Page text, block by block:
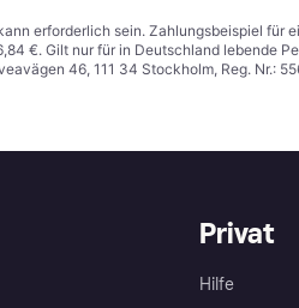
erforderlich sein. Zahlungsbeispiel
€. Gilt nur für in Deutschland
46, 111 34 Stockholm, Reg. Nr.:
Privat
Hilfe